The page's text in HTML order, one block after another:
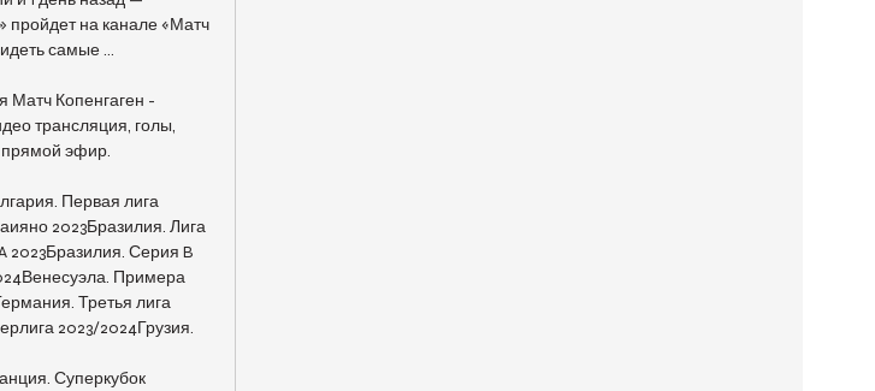
пройдет на канале «Матч
самые ...
Матч Копенгаген -
трансляция, голы,
прямой эфир.
Первая лига
2023Бразилия. Лига
2023Бразилия. Серия B
Примера
Третья лига
2023/2024Грузия.
Суперкубок